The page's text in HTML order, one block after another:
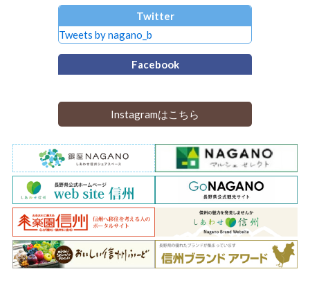
Twitter
Tweets by nagano_b
Facebook
Instagramはこちら